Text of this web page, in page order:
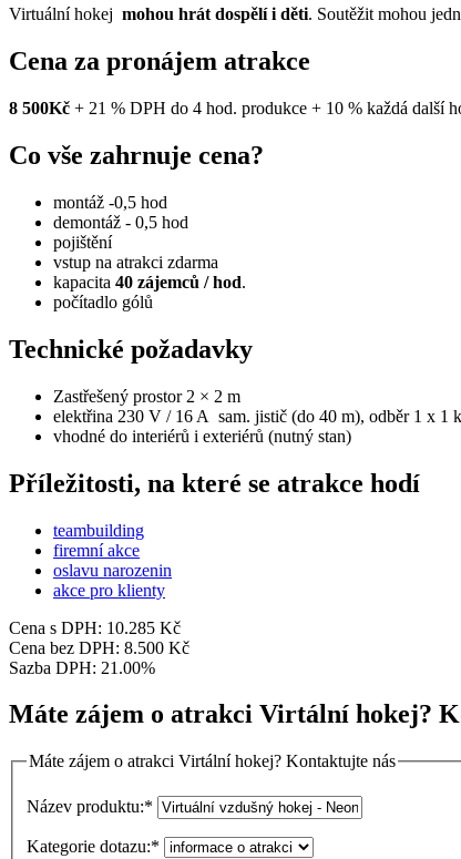
Virtuální hokej mohou hrát dospělí i děti. Soutěžit mohou
Cena za pronájem atrakce
8 500Kč + 21 % DPH do 4 hod. produkce + 10 % každá další
Co vše zahrnuje cena?
montáž -0,5 hod
demontáž - 0,5 hod
pojištění
vstup na atrakci zdarma
kapacita 40 zájemců / hod.
počítadlo gólů
Technické požadavky
Zastřešený prostor 2 × 2 m
elektřina 230 V / 16 A sam. jistič (do 40 m), odběr 1 x 1
vhodné do interiérů i exteriérů (nutný stan)
Příležitosti, na které se atrakce hodí
teambuilding
firemní akce
oslavu narozenin
akce pro klienty
Cena s DPH: 10.285 Kč
Cena bez DPH: 8.500 Kč
Sazba DPH: 21.00%
Máte zájem o atrakci Virtální hokej?
Máte zájem o atrakci Virtální hokej? Kontaktujte nás
Název produktu:*
Kategorie dotazu:*